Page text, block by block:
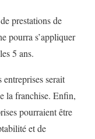
prestations de
pourra s’appliquer
5 ans.
serait
la franchise. Enfin,
pourraient être
et de